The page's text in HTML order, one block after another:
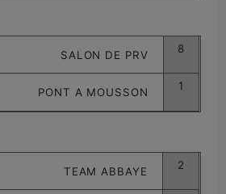
SALON DE PRV 8
PONT A MOUSSON 1
TEAM ABBAYE 2